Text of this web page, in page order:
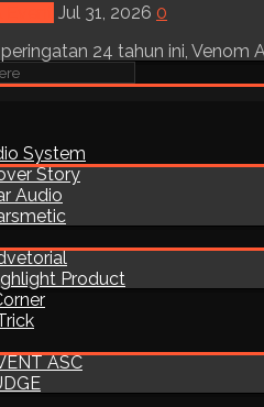
Jul 31, 2026 0
24 tahun ini, Venom
System
Story
Audio
Product
ASC